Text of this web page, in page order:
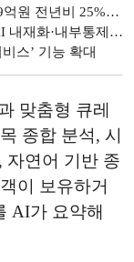
바퀴 [금융사 2025 상반기 실적]
·내부통제 강화”
스’ 기능 확대
맞춤형 큐레
종합 분석, 시
자연어 기반 종
이 보유하거
AI가 요약해